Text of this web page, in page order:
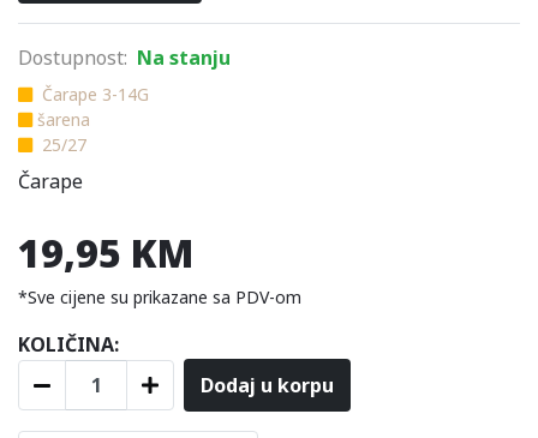
Dostupnost: Na stanju
Čarape 3-14G
šarena
25/27
Čarape
19,95 KM
*Sve cijene su prikazane sa PDV-om
KOLIČINA:
Dodaj u korpu